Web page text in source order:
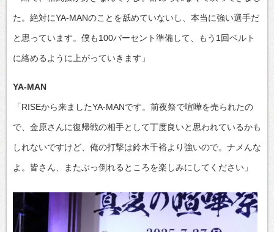
た。絶対にYA-MANのことを舐めていないし、本当に強い選手だ
と思っています。僕も100パーセント準備して、もう1回ベルト
に絡めるように上がっていきます」
YA-MAN
「RISEから来ましたYA-MANです。前夜祭で喧嘩を売られたの
で、金原さんに復帰戦の相手として丁度良いと思われているかも
しれないですけど、俺の打撃は鈴木千裕より強いので。ナメんな
よ。皆さん、またぶっ倒れるところを楽しみにしてください」